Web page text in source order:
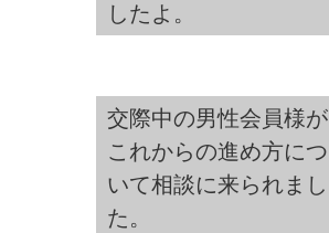
したよ。
交際中の男性会員様が
これからの進め方につ
いて相談に来られまし
た。